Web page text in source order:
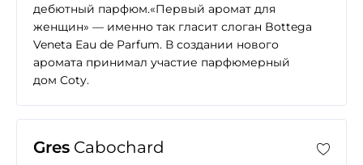
дебютный парфюм.«Первый аромат для
женщин» — именно так гласит слоган Bottega
Veneta Eau de Parfum. В создании нового
аромата принимал участие парфюмерный
дом Coty.
Gres Cabochard